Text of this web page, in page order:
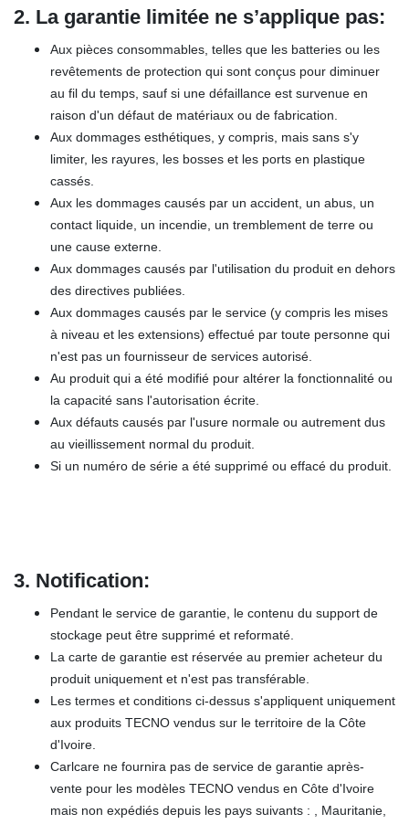
2. La garantie limitée ne s’applique pas:
Aux pièces consommables, telles que les batteries ou les
revêtements de protection qui sont conçus pour diminuer
au fil du temps, sauf si une défaillance est survenue en
raison d'un défaut de matériaux ou de fabrication.
Aux dommages esthétiques, y compris, mais sans s'y
limiter, les rayures, les bosses et les ports en plastique
cassés.
Aux les dommages causés par un accident, un abus, un
contact liquide, un incendie, un tremblement de terre ou
une cause externe.
Aux dommages causés par l'utilisation du produit en dehors
des directives publiées.
Aux dommages causés par le service (y compris les mises
à niveau et les extensions) effectué par toute personne qui
n'est pas un fournisseur de services autorisé.
Au produit qui a été modifié pour altérer la fonctionnalité ou
la capacité sans l'autorisation écrite.
Aux défauts causés par l'usure normale ou autrement dus
au vieillissement normal du produit.
Si un numéro de série a été supprimé ou effacé du produit.
3. Notification:
Pendant le service de garantie, le contenu du support de
stockage peut être supprimé et reformaté.
La carte de garantie est réservée au premier acheteur du
produit uniquement et n'est pas transférable.
Les termes et conditions ci-dessus s'appliquent uniquement
aux produits TECNO vendus sur le territoire de la Côte
d'Ivoire.
Carlcare ne fournira pas de service de garantie après-
vente pour les modèles TECNO vendus en Côte d'Ivoire
mais non expédiés depuis les pays suivants : , Mauritanie,